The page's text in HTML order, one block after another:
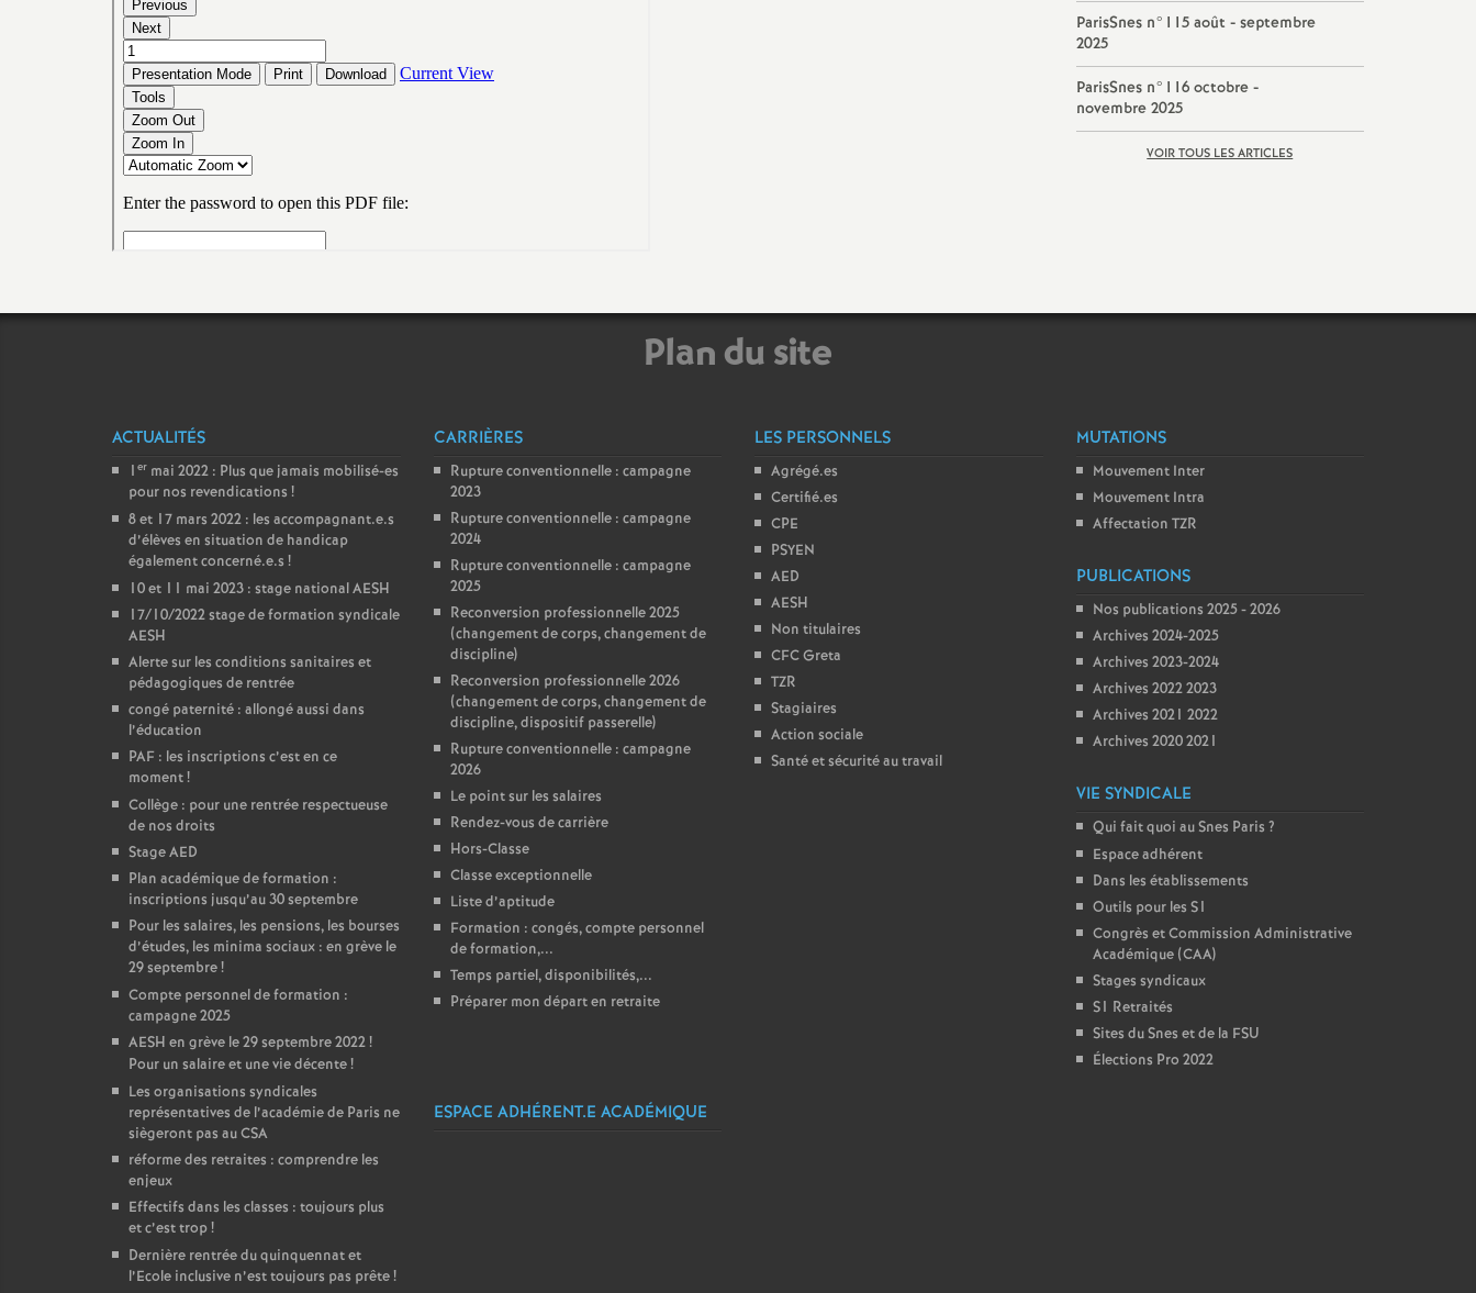
ParisSnes n°115 août - septembre
2025
ParisSnes n°116 octobre -
novembre 2025
VOIR TOUS LES ARTICLES
Plan du site
ACTUALITÉS
1 er mai 2022 : Plus que jamais mobilisé-es
pour nos revendications !
8 et 17 mars 2022 : les accompagnant.e.s
d’élèves en situation de handicap
également concerné.e.s !
10 et 11 mai 2023 : stage national AESH
17/10/2022 stage de formation syndicale
AESH
Alerte sur les conditions sanitaires et
pédagogiques de rentrée
congé paternité : allongé aussi dans
l’éducation
PAF : les inscriptions c’est en ce
moment!
Collège : pour une rentrée respectueuse
de nos droits
Stage AED
Plan académique de formation :
inscriptions jusqu’au 30 septembre
Pour les salaires, les pensions, les bourses
d’études, les minima sociaux : en grève le
29 septembre!
Compte personnel de formation :
campagne 2025
AESH en grève le 29 septembre 2022!
Pour un salaire et une vie décente!
Les organisations syndicales
représentatives de l’académie de Paris ne
siègeront pas au CSA
réforme des retraites : comprendre les
enjeux
Effectifs dans les classes : toujours plus
et c’est trop!
Dernière rentrée du quinquennat et
l’Ecole inclusive n’est toujours pas prête!
CARRIÈRES
Rupture conventionnelle : campagne
2023
Rupture conventionnelle : campagne
2024
Rupture conventionnelle : campagne
2025
Reconversion professionnelle 2025
(changement de corps, changement de
discipline)
Reconversion professionnelle 2026
(changement de corps, changement de
discipline, dispositif passerelle)
Rupture conventionnelle : campagne
2026
Le point sur les salaires
Rendez-vous de carrière
Hors-Classe
Classe exceptionnelle
Liste d’aptitude
Formation : congés, compte personnel
de formation,...
Temps partiel, disponibilités,...
Préparer mon départ en retraite
LES PERSONNELS
Agrégé.es
Certifié.es
CPE
PSYEN
AED
AESH
Non titulaires
CFC Greta
TZR
Stagiaires
Action sociale
Santé et sécurité au travail
MUTATIONS
Mouvement Inter
Mouvement Intra
Affectation TZR
PUBLICATIONS
Nos publications 2025 - 2026
Archives 2024-2025
Archives 2023-2024
Archives 2022 2023
Archives 2021 2022
Archives 2020 2021
VIE SYNDICALE
Qui fait quoi au Snes Paris ?
Espace adhérent
Dans les établissements
Outils pour les S1
Congrès et Commission Administrative
Académique (CAA)
Stages syndicaux
S1 Retraités
Sites du Snes et de la FSU
Élections Pro 2022
ESPACE ADHÉRENT.E ACADÉMIQUE